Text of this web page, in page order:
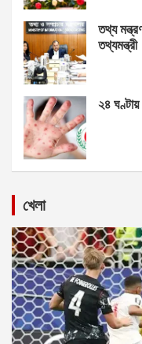
তথ্য
তথ্যমন্ত্রী
২৪
খেলা